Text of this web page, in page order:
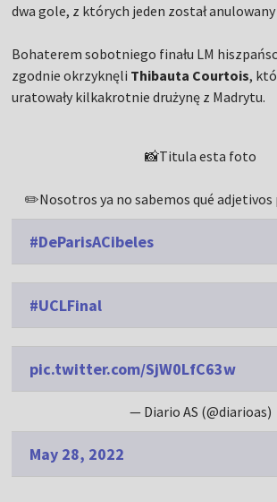
dwa gole, z których jeden został
Bohaterem sobotniego finału LM
zgodnie okrzyknęli Thibauta Courtois,
uratowały kilkakrotnie drużynę z Madrytu.
📸Titula esta foto
✏️Nosotros ya no sabemos qué adjetivos
#DeParisACibeles
#UCLFinal
pic.twitter.com/SjW0LfC63w
— Diario AS (@diarioas)
May 28, 2022